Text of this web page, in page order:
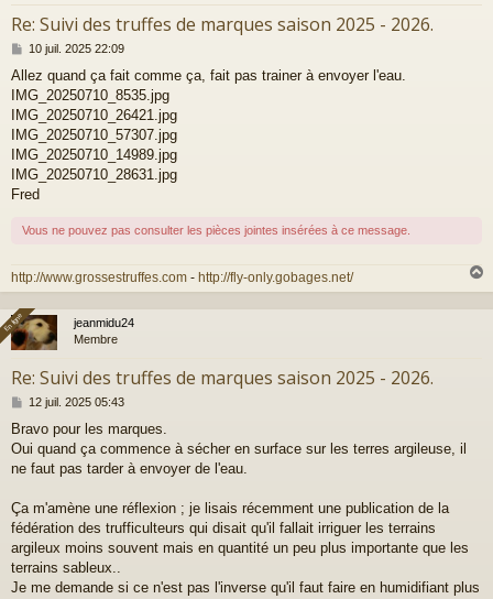
Re: Suivi des truffes de marques saison 2025 - 2026.
M
s
s
a
g
e
10 juil. 2025 22:09
Allez quand ça fait comme ça, fait pas trainer à envoyer l'eau.
IMG_20250710_8535.jpg
IMG_20250710_26421.jpg
IMG_20250710_57307.jpg
IMG_20250710_14989.jpg
IMG_20250710_28631.jpg
Fred
Vous ne pouvez pas consulter les pièces jointes insérées à ce message.
http://www.grossestruffes.com - http://fly-only.gobages.net/
a
jeanmidu24
Membre
Re: Suivi des truffes de marques saison 2025 - 2026.
M
s
s
a
12 juil. 2025 05:43
Bravo pour les marques.
Oui quand ça commence à sécher en surface sur les terres argileuse, il
ne faut pas tarder à envoyer de l'eau.
Ça m'amène une réflexion ; je lisais récemment une publication de la
fédération des trufficulteurs qui disait qu'il fallait irriguer les terrains
argileux moins souvent mais en quantité un peu plus importante que les
terrains sableux..
Je me demande si ce n'est pas l'inverse qu'il faut faire en humidifiant plus
En ligne
En ligne